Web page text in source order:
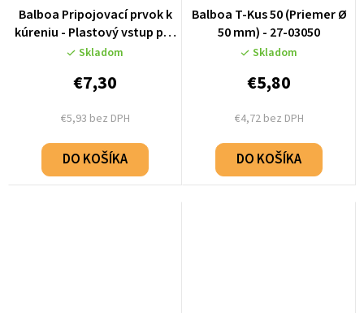
Balboa Pripojovací prvok k
kúreniu - Plastový vstup pre
hadicu 60mm - 50085
Skladom
€5,93 bez DPH
€7,30
DO KOŠÍKA
Balboa T-Kus 50 (Priemer Ø
50 mm) - 27-03050
Skladom
€4,72 bez DPH
€5,80
DO KOŠÍKA